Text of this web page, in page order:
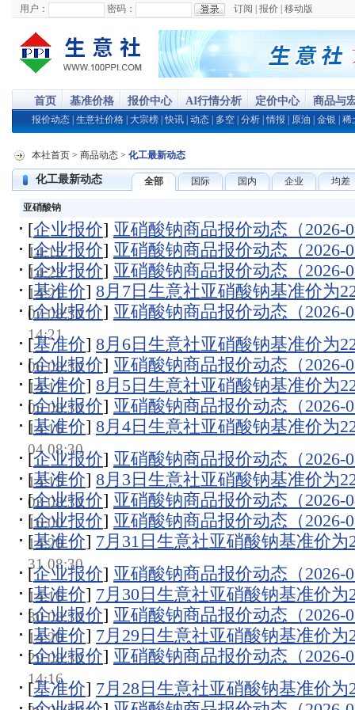
用户： 密码： 订阅 报价 移动版
首页 基准价格 报价中心 AI行情分析 定价中心 商品与
报价动态 生意社价格 大宗榜 |快讯 动态 多空 分析 |情报 原油 金银 稀
本社首页 > 商品动态 > 化工最新动态
化工最新动态 全部 国际 国内 企业 均差
亚硝酸钠
[企业报价] 亚硝酸钠商品报价动态（2026-
14:15
[企业报价] 亚硝酸钠商品报价动态（2026-
14:23
[企业报价] 亚硝酸钠商品报价动态（2026-
14:21
[基准价] 8月7日生意社亚硝酸钠基准价为
07 08:30
[企业报价] 亚硝酸钠商品报价动态（2026-
14:21
[基准价] 8月6日生意社亚硝酸钠基准价为
06 08:30
[企业报价] 亚硝酸钠商品报价动态（2026-
14:17
[基准价] 8月5日生意社亚硝酸钠基准价为
05 08:30
[企业报价] 亚硝酸钠商品报价动态（2026-
14:16
[基准价] 8月4日生意社亚硝酸钠基准价为
04 08:30
[企业报价] 亚硝酸钠商品报价动态（2026-
14:15
[基准价] 8月3日生意社亚硝酸钠基准价为
03 08:30
[企业报价] 亚硝酸钠商品报价动态（2026-
16:00
[企业报价] 亚硝酸钠商品报价动态（2026-
14:20
[基准价] 7月31日生意社亚硝酸钠基准价为
31 08:30
[企业报价] 亚硝酸钠商品报价动态（2026-
14:16
[基准价] 7月30日生意社亚硝酸钠基准价为
30 08:30
[企业报价] 亚硝酸钠商品报价动态（2026-
14:20
[基准价] 7月29日生意社亚硝酸钠基准价为
29 08:30
[企业报价] 亚硝酸钠商品报价动态（2026-
14:16
[基准价] 7月28日生意社亚硝酸钠基准价为